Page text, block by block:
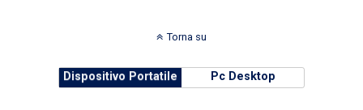
Torna su
Dispositivo Portatile Pc Desktop